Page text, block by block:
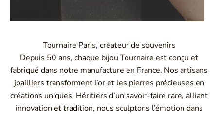
Tournaire Paris, créateur de souvenirs
Depuis 50 ans, chaque bijou Tournaire est conçu et
fabriqué dans notre manufacture en France. Nos artisans
joailliers transforment l’or et les pierres précieuses en
créations uniques. Héritiers d’un savoir-faire rare, alliant
innovation et tradition, nous sculptons l’émotion dans